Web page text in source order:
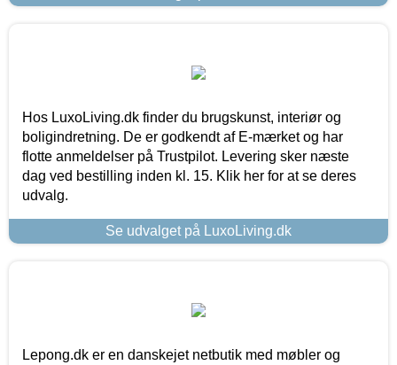
Hos LuxoLiving.dk finder du brugskunst, interiør og
boligindretning. De er godkendt af E-mærket og har
flotte anmeldelser på Trustpilot. Levering sker næste
dag ved bestilling inden kl. 15. Klik her for at se deres
udvalg.
Se udvalget på LuxoLiving.dk
Lepong.dk er en danskejet netbutik med møbler og